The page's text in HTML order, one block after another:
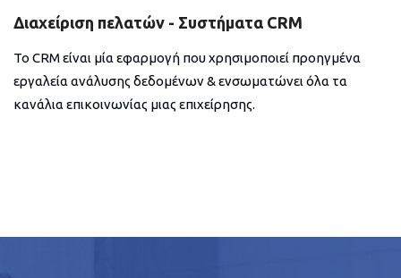
Διαχείριση πελατών - Συστήματα CRM
Το CRM είναι μία εφαρμογή που χρησιμοποιεί προηγμένα
εργαλεία ανάλυσης δεδομένων & ενσωματώνει όλα τα
κανάλια επικοινωνίας μιας επιχείρησης.